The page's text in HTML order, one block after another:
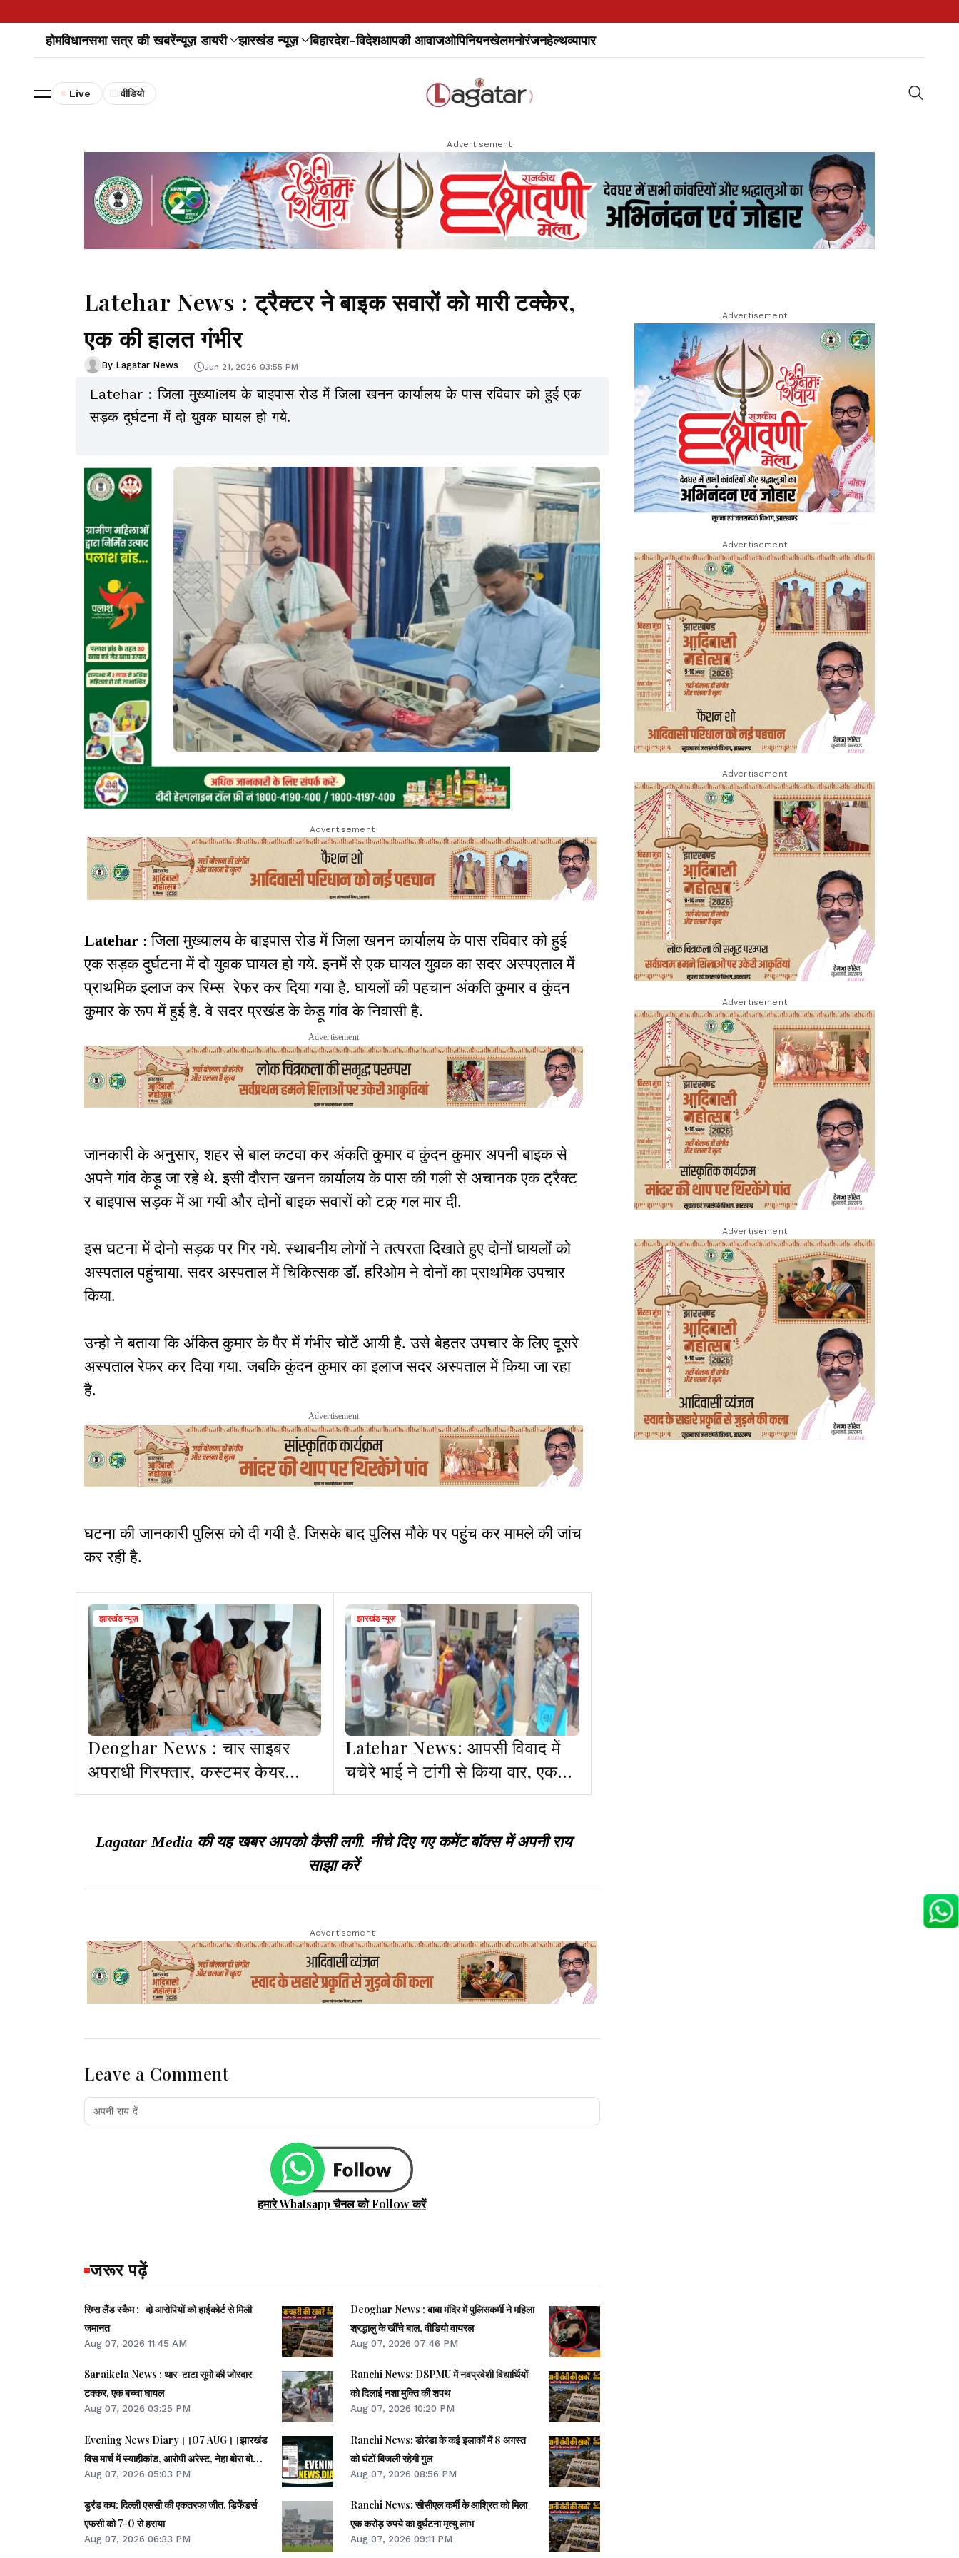
होमविधानसभा सत्र की खबरेंन्यूज़ डायरी झारखंड न्यूज़ बिहारदेश-विदेशआपकी आवाजओपिनियनखेलमनोरंजनहेल्थव्यापार
Live वीडियो
Advertisement
Latehar News : ट्रैक्टर ने बाइक सवारों को मारी टक्केर,
एक की हालत गंभीर
By Lagatar News Jun 21, 2026 03:55 PM
Latehar : जिला मुख्याiलय के बाइपास रोड में जिला खनन कार्यालय के पास रविवार को हुई एक
सड़क दुर्घटना में दो युवक घायल हो गये.
Advertisement
Latehar : जिला मुख्यालय के बाइपास रोड में जिला खनन कार्यालय के पास रविवार को हुई
एक सड़क दुर्घटना में दो युवक घायल हो गये. इनमें से एक घायल युवक का सदर अस्पएताल में
प्राथमिक इलाज कर रिम्स रेफर कर दिया गया है. घायलों की पहचान अंकति कुमार व कुंदन
कुमार के रूप में हुई है. वे सदर प्रखंड के केड़ू गांव के निवासी है.
Advertisement
जानकारी के अनुसार, शहर से बाल कटवा कर अंकति कुमार व कुंदन कुमार अपनी बाइक से
अपने गांव केड़ू जा रहे थे. इसी दौरान खनन कार्यालय के पास की गली से अचानक एक ट्रैक्ट
र बाइपास सड़क में आ गयी और दोनों बाइक सवारों को टक्र् गल मार दी.
इस घटना में दोनो सड़क पर गिर गये. स्थाबनीय लोगों ने तत्परता दिखाते हुए दोनों घायलों को
अस्पताल पहुंचाया. सदर अस्पताल में चिकित्सक डॉ. हरिओम ने दोनों का प्राथमिक उपचार
किया.
उन्हो ने बताया कि अंकित कुमार के पैर में गंभीर चोटें आयी है. उसे बेहतर उपचार के लिए दूसरे
अस्पताल रेफर कर दिया गया. जबकि कुंदन कुमार का इलाज सदर अस्पताल में किया जा रहा
है.
Advertisement
घटना की जानकारी पुलिस को दी गयी है. जिसके बाद पुलिस मौके पर पहुंच कर मामले की जांच
कर रही है.
झारखंड न्यूज़
Deoghar News : चार साइबर
अपराधी गिरफ्तार, कस्टमर केयर
अधिकारी बनकर करते थे ठगी
झारखंड न्यूज़
Latehar News: आपसी विवाद में
चचेरे भाई ने टांगी से किया वार, एक
की हालत गंभीर
Lagatar Media की यह खबर आपको कैसी लगी. नीचे दिए गए कमेंट बॉक्स में अपनी राय
साझा करें
Advertisement
Leave a Comment
हमारे Whatsapp चैनल को Follow करें
जरूर पढ़ें
रिम्स लैंड स्कैम : दो आरोपियों को हाईकोर्ट से मिली
जमानत
Aug 07, 2026 11:45 AM
Saraikela News : थार-टाटा सूमो की जोरदार
टक्कर, एक बच्चा घायल
Aug 07, 2026 03:25 PM
Evening News Diary।।07 AUG।।झारखंड
विस मार्च में स्याहीकांड, आरोपी अरेस्ट, नेहा बोरा बोलीं-
BJP-RSS के गुंडों का काम।।आंदोलनरत छात्रों की
मिले SDO, वार्ता की उम्मीद।।40 साल बाद बोफोर्स
केस बंद।।समेत कई खबरें व वीडियो।।
Aug 07, 2026 05:03 PM
डुरंड कप: दिल्ली एससी की एकतरफा जीत, डिफेंडर्स
एफसी को 7-0 से हराया
Aug 07, 2026 06:33 PM
Deoghar News : बाबा मंदिर में पुलिसकर्मी ने महिला
श्रद्धालु के खींचे बाल, वीडियो वायरल
Aug 07, 2026 07:46 PM
Ranchi News: DSPMU में नवप्रवेशी विद्यार्थियों
को दिलाई नशा मुक्ति की शपथ
Aug 07, 2026 10:20 PM
Ranchi News: डोरंडा के कई इलाकों में 8 अगस्त
को घंटों बिजली रहेगी गुल
Aug 07, 2026 08:56 PM
Ranchi News: सीसीएल कर्मी के आश्रित को मिला
एक करोड़ रुपये का दुर्घटना मृत्यु लाभ
Aug 07, 2026 09:11 PM
Advertisement
Advertisement
Advertisement
Advertisement
Advertisement